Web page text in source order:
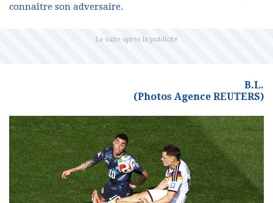
connaître son adversaire.
B.L.
(Photos Agence REUTERS)